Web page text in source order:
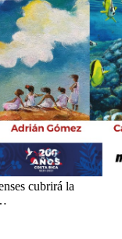
cubrirá la